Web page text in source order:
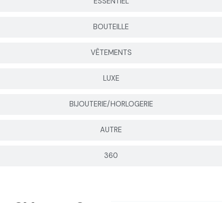
BOUTEILLE
VÊTEMENTS
LUXE
BIJOUTERIE/HORLOGERIE
AUTRE
360